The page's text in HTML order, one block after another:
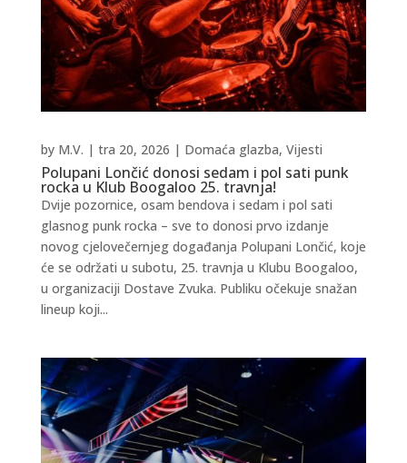
Polupani Lončić donosi sedam i pol sati punk
rocka u Klub Boogaloo 25. travnja!
by M.V. | tra 20, 2026 | Domaća glazba, Vijesti
Dvije pozornice, osam bendova i sedam i pol sati
glasnog punk rocka – sve to donosi prvo izdanje
novog cjelovečernjeg događanja Polupani Lončić, koje
će se održati u subotu, 25. travnja u Klubu Boogaloo,
u organizaciji Dostave Zvuka. Publiku očekuje snažan
lineup koji...